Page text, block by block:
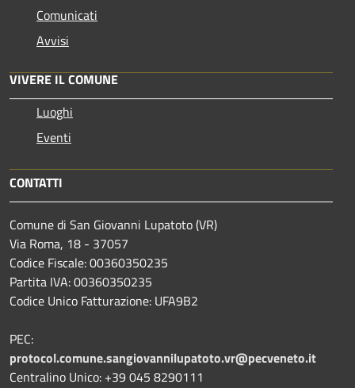
Comunicati
Avvisi
VIVERE IL COMUNE
Luoghi
Eventi
CONTATTI
Comune di San Giovanni Lupatoto (VR)
Via Roma, 18 - 37057
Codice Fiscale: 00360350235
Partita IVA: 00360350235
Codice Unico Fatturazione: UFA9B2
PEC:
protocol.comune.sangiovannilupatoto.vr@pecveneto.it
Centralino Unico: +39 045 8290111